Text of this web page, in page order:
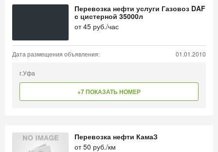
Перевозка нефти услуги Газовоз DAF
с цистерной 35000л
от45 руб./час
Дата размещения объявления: 01.01.2010
г.Уфа
+7 ПОКАЗАТЬ НОМЕР
Перевозка нефти КамаЗ
от50 руб./км